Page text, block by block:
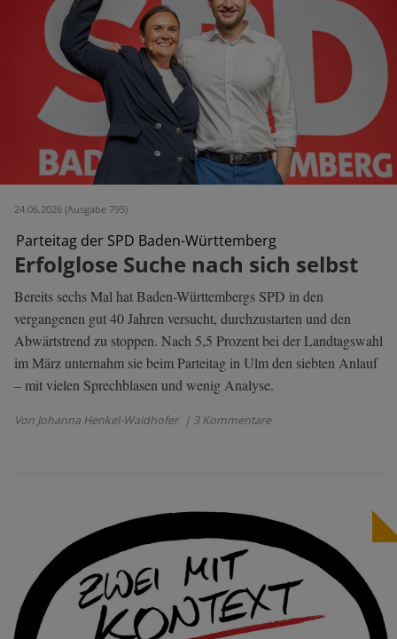
24.06.2026 (Ausgabe 795)
Parteitag der SPD Baden-Württemberg
Erfolglose Suche nach sich selbst
Bereits sechs Mal hat Baden-Württembergs SPD in den
vergangenen gut 40 Jahren versucht, durchzustarten und den
Abwärtstrend zu stoppen. Nach 5,5 Prozent bei der Landtagswahl
im März unternahm sie beim Parteitag in Ulm den siebten Anlauf
– mit vielen Sprechblasen und wenig Analyse.
Von Johanna Henkel-Waidhofer | 3 Kommentare